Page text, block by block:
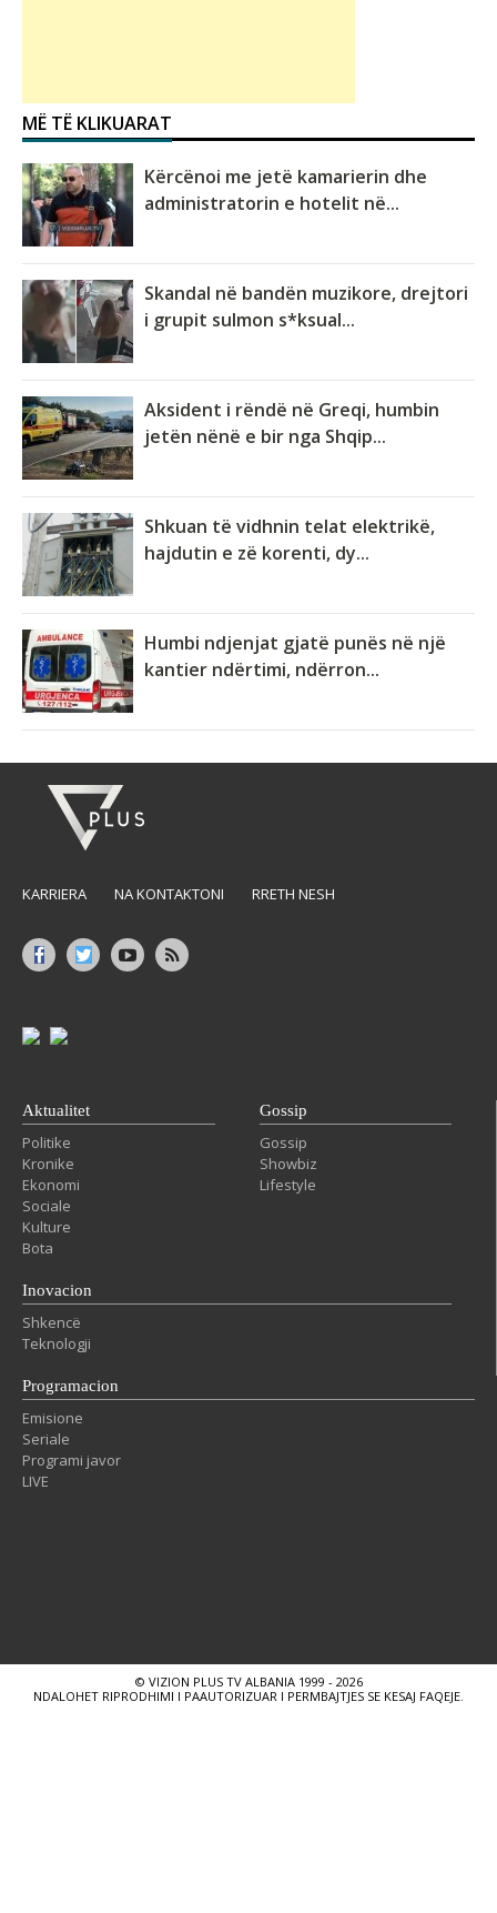
MË TË KLIKUARAT
Kërcënoi me jetë kamarierin dhe
administratorin e hotelit në...
Skandal në bandën muzikore, drejtori
i grupit sulmon s*ksual...
Aksident i rëndë në Greqi, humbin
jetën nënë e bir nga Shqip...
Shkuan të vidhnin telat elektrikë,
hajdutin e zë korenti, dy...
Humbi ndjenjat gjatë punës në një
kantier ndërtimi, ndërron...
KARRIERA NA KONTAKTONI RRETH NESH
Aktualitet
Politike
Kronike
Ekonomi
Sociale
Kulture
Bota
Gossip
Gossip
Showbiz
Lifestyle
Inovacion
Shkencë
Teknologji
Programacion
Emisione
Seriale
Programi javor
LIVE
© VIZION PLUS TV ALBANIA 1999 - 2026
NDALOHET RIPRODHIMI I PAAUTORIZUAR I PERMBAJTJES SE KESAJ FAQEJE.